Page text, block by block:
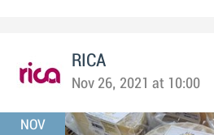
RICA
Nov 26, 2021 at 10:00
NOV